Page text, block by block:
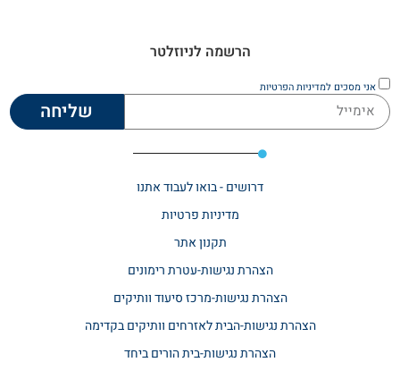
הרשמה לניוזלטר
אני מסכים למדיניות הפרטיות
שליחה
דרושים - בואו לעבוד אתנו
מדיניות פרטיות
תקנון אתר​
הצהרת נגישות-עטרת רימונים
הצהרת נגישות-מרכז סיעוד וותיקים
הצהרת נגישות-הבית לאזרחים וותיקים בקדימה
הצהרת נגישות-בית הורים ביחד